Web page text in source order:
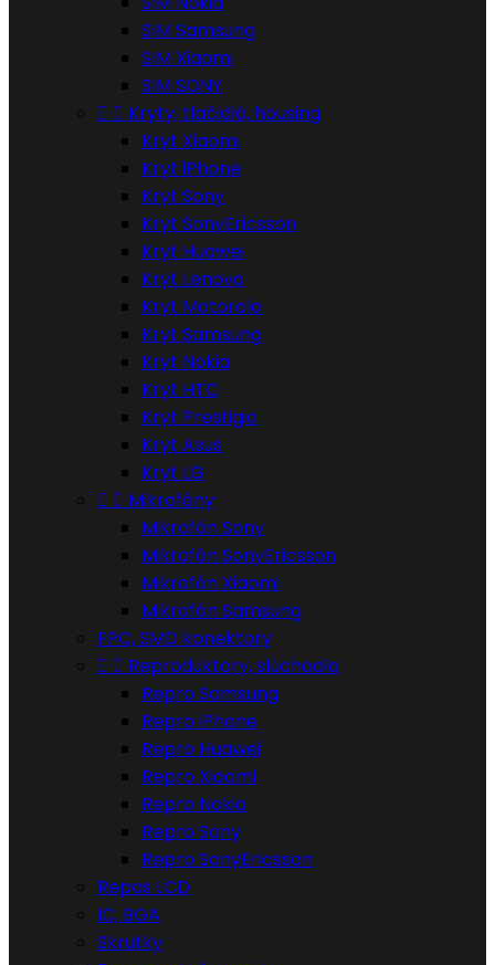
SIM Samsung
SIM Xiaomi
SIM SONY
  Kryty, tlačidlá, housing
Kryt Xiaomi
Kryt iPhone
Kryt Sony
Kryt SonyEricsson
Kryt Huawei
Kryt Lenovo
Kryt Motorola
Kryt Samsung
Kryt Nokia
Kryt HTC
Kryt Prestigio
Kryt Asus
Kryt LG
  Mikrofóny
Mikrofón Sony
Mikrofón SonyEricsson
Mikrofón Xiaomi
Mikrofón Samsung
FPC, SMD konektory
  Reproduktory, slúchadla
Repro Samsung
Repro iPhone
Repro Huawei
Repro Xiaomi
Repro Nokia
Repro Sony
Repro SonyEricsson
Repas LCD
IC, BGA
Skrutky